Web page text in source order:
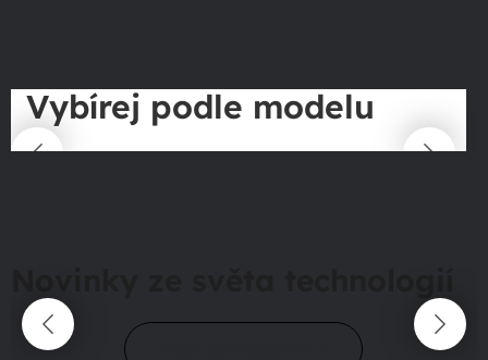
Vybírej podle modelu